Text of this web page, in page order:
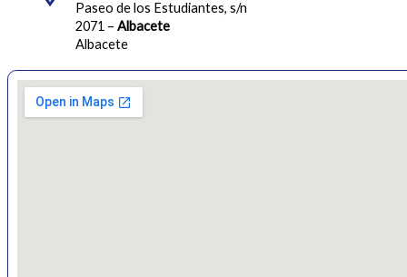
Paseo de los Estudiantes, s/n
2071 – Albacete
Albacete